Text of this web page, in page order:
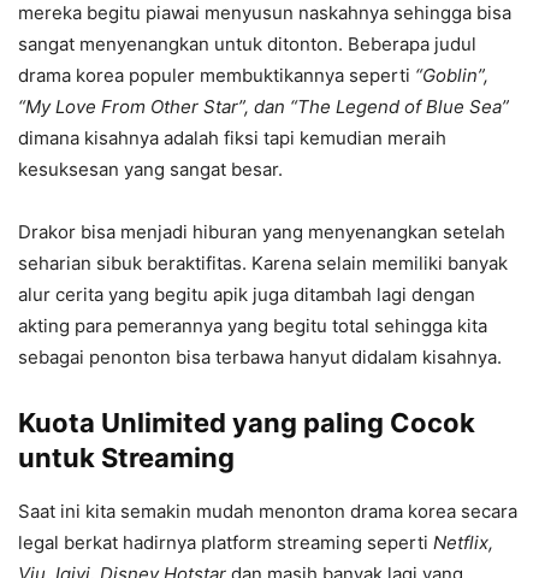
mereka begitu piawai menyusun naskahnya sehingga bisa
sangat menyenangkan untuk ditonton. Beberapa judul
drama korea populer membuktikannya seperti “Goblin”,
“My Love From Other Star”, dan “The Legend of Blue Sea”
dimana kisahnya adalah fiksi tapi kemudian meraih
kesuksesan yang sangat besar.
Drakor bisa menjadi hiburan yang menyenangkan setelah
seharian sibuk beraktifitas. Karena selain memiliki banyak
alur cerita yang begitu apik juga ditambah lagi dengan
akting para pemerannya yang begitu total sehingga kita
sebagai penonton bisa terbawa hanyut didalam kisahnya.
Kuota Unlimited yang paling Cocok
untuk Streaming
Saat ini kita semakin mudah menonton drama korea secara
legal berkat hadirnya platform streaming seperti Netflix,